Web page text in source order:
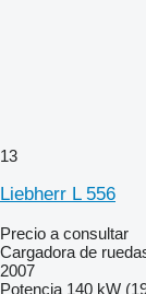
13
Liebherr L 556
Precio a consultar
Cargadora de
2007
Potencia 140 kW